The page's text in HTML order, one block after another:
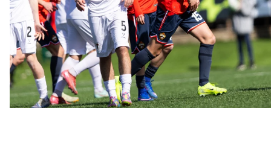
ЮФЛ U17 | ПФК ЦСКА - Акрон - Академия Коноплёва
26 АПРЕЛЯ 2026 18:11